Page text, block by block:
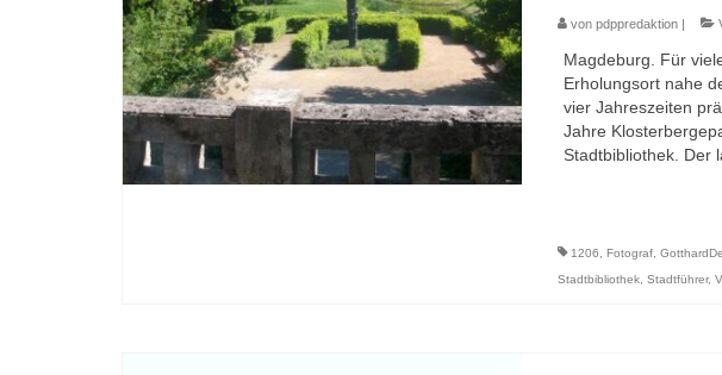
von pdppredaktion|
Magdeburg. Für
Erholungsort nahe
vier Jahreszeiten
Jahre
Stadtbibliothek. Der
1206 Fotograf,
Stadtbibliothek, Stadtführer,